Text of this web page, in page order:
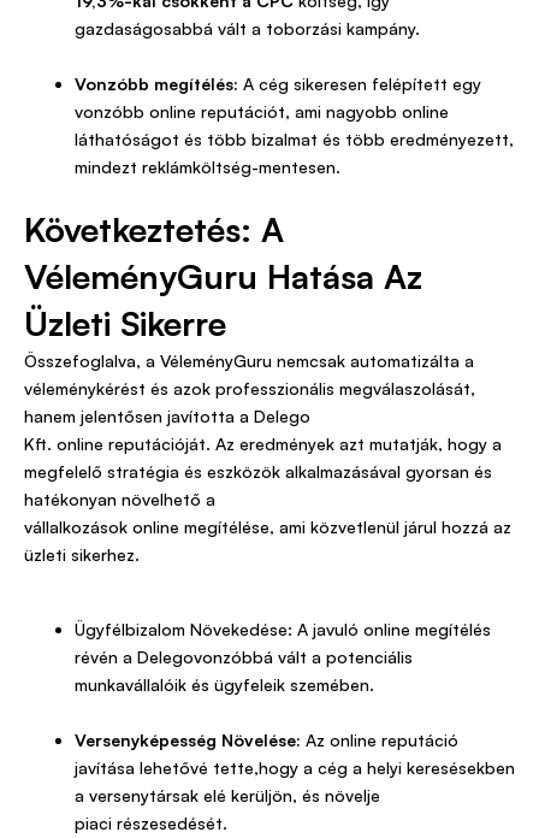
gazdaságosabbá vált a toborzási kampány.
Vonzóbb megítélés: A cég sikeresen felépített egy
vonzóbb online reputációt, ami nagyobb online
láthatóságot és több bizalmat és több eredményezett,
mindezt reklámköltség-mentesen.
Következtetés: A
VéleményGuru Hatása Az
Üzleti Sikerre
Összefoglalva, a VéleményGuru nemcsak automatizálta a
véleménykérést és azok professzionális megválaszolását,
hanem jelentősen javította a Delego
Kft. online reputációját. Az eredmények azt mutatják, hogy a
megfelelő stratégia és eszközök alkalmazásával gyorsan és
hatékonyan növelhető a
vállalkozások online megítélése, ami közvetlenül járul hozzá az
üzleti sikerhez.
Ügyfélbizalom Növekedése: A javuló online megítélés
révén a Delegovonzóbbá vált a potenciális
munkavállalóik és ügyfeleik szemében.
Versenyképesség Növelése: Az online reputáció
javítása lehetővé tette,hogy a cég a helyi keresésekben
a versenytársak elé kerüljön, és növelje
piaci részesedését.